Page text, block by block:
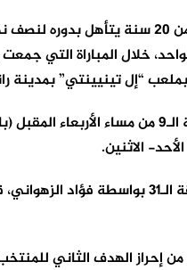
بعد ملحمة قطر، المنتخب الوطني لأقل
المتحدة بـ3 أهداف لواحد، خلال
وسيواجه المنتخب المغربي، على الساعة الـ9
الاثنين.
وقد افتتح “الأشبال”التسجيل في